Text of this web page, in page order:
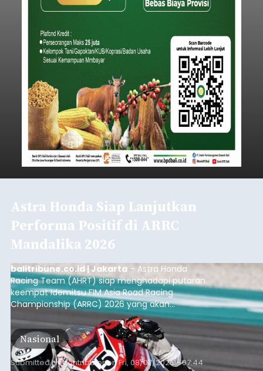
Astra Honda Siap Lanjutkan
Performa Positif di ARRC
Mandalika 2026
balitribune.co.id | Jakarta – Astra Honda
Racing Team (AHRT) siap menghadapi putaran
keempat Idemitsu FIM Asia Road Racing
Championship (ARRC) 2026 yang akan
berlangsung di Pertamina Mandalika
International Circuit, Lombok, Nusa Tenggara
Barat, pada 7–9 Agustus 2026.
Nasional
Submitted bycontributoronFri, 08/07/2026 - 07:44